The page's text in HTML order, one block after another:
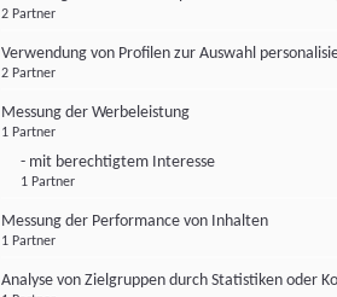
2 Partner
Verwendung von Profilen zur Auswahl
2 Partner
Messung der Werbeleistung
1 Partner
- mit berechtigtem Interesse
1 Partner
Messung der Performance von Inhalten
1 Partner
Analyse von Zielgruppen durch Statistiken oder